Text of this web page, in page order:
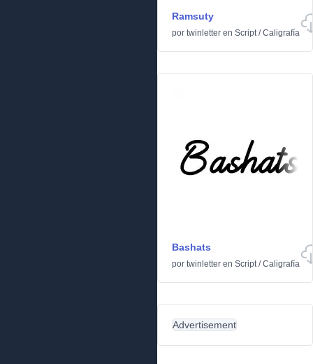
Ramsuty
por twinletter en Script/Caligrafía
Bashats
por twinletter en Script/Caligrafía
Advertisement